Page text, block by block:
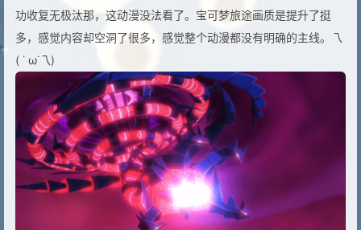
功收复无极汰那，这动漫没法看了。宝可梦旅途画质是提升了挺
多，感觉内容却空洞了很多，感觉整个动漫都没有明确的主线。乁
( ˙ ω˙乁)